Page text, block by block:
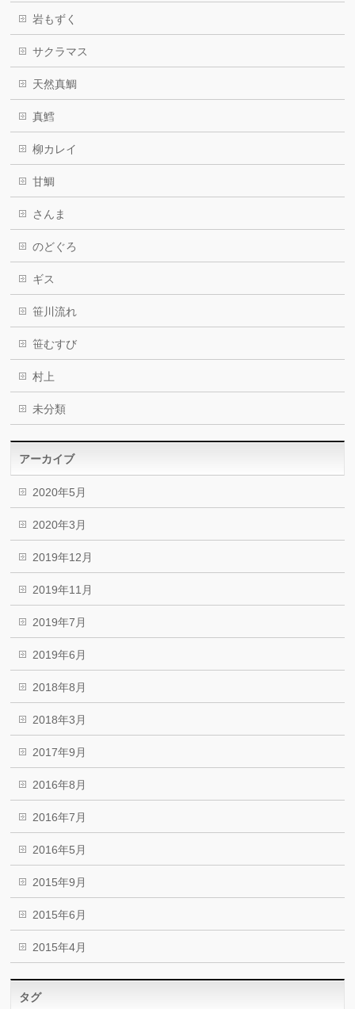
岩もずく
サクラマス
天然真鯛
真鱈
柳カレイ
甘鯛
さんま
のどぐろ
ギス
笹川流れ
笹むすび
村上
未分類
アーカイブ
2020年5月
2020年3月
2019年12月
2019年11月
2019年7月
2019年6月
2018年8月
2018年3月
2017年9月
2016年8月
2016年7月
2016年5月
2015年9月
2015年6月
2015年4月
タグ